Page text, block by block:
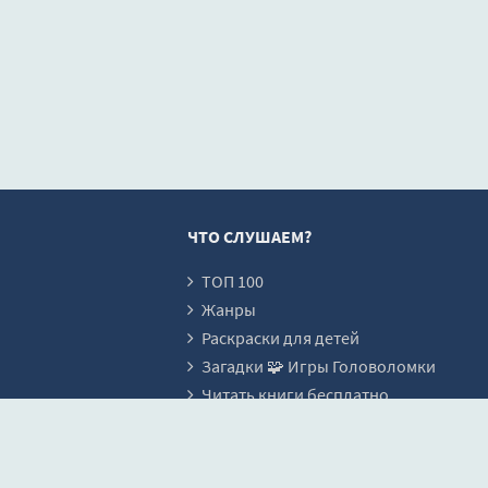
ЧТО СЛУШАЕМ?
ТОП 100
Жанры
Раскраски для детей
Загадки 🧩 Игры Головоломки
Читать книги бесплатно